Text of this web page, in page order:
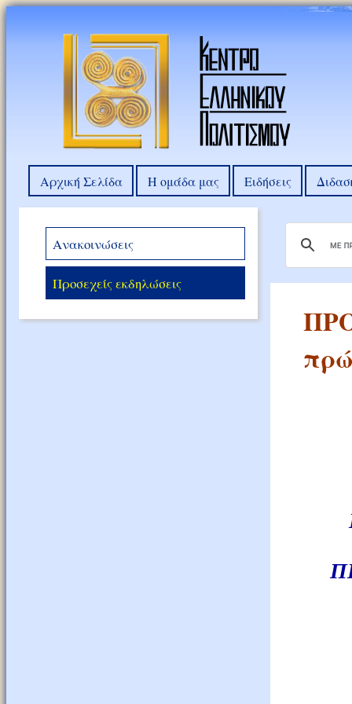
Αρχική Σελίδα Η ομάδα μας Ειδήσεις
Ανακοινώσεις
Προσεχείς εκδηλώσεις